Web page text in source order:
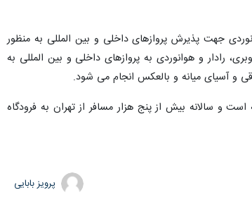
ارائه خدمات فرودگاهی، ناوبری و هوانوردی جهت پذیرش پروازهای داخلی و بین المللی به منظور
رادار و هوانوردی به پروازهای داخلی و بین المللی به
گرفته است و سالانه بیش از پنج هزار مسافر از تهران به فرودگاه
پرویز بابایی